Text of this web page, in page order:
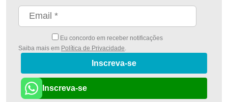
Eu concordo em receber notificações
Saiba mais em Política de Privacidade
Inscreva-se
Inscreva-se